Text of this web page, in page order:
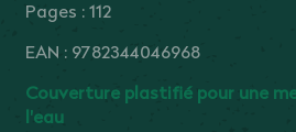
Pages : 112
EAN : 9782344046968
Couverture plastifié pour une
l'eau